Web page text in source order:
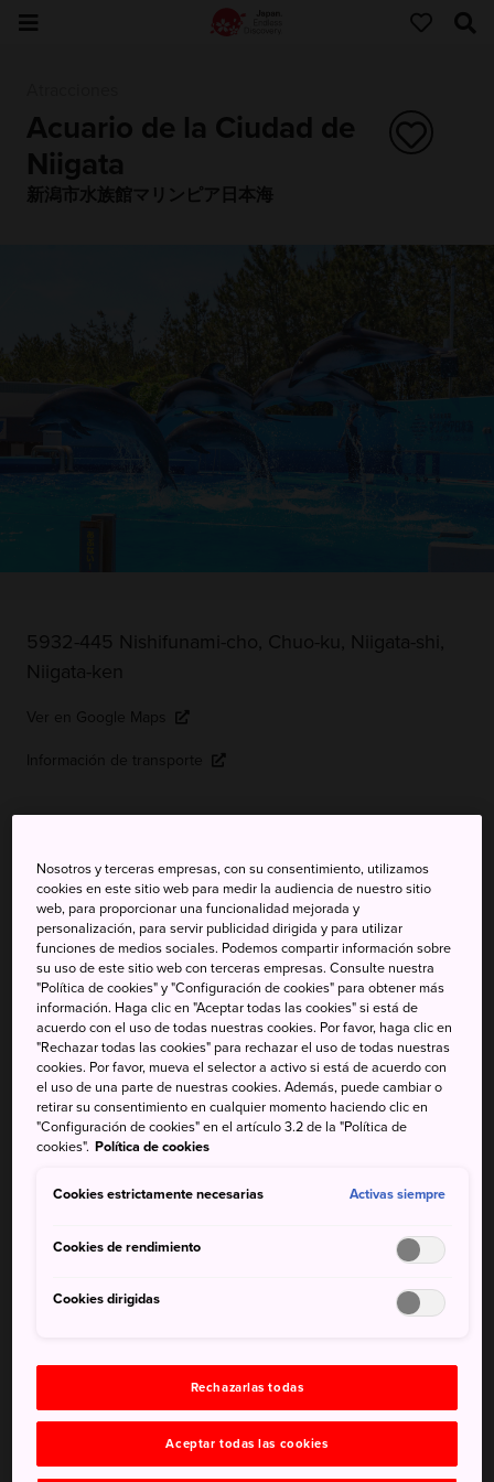
Acuario de la Ciudad de
Niigata
新潟市水族館マリンピア日本海
5932-445 Nishifunami-cho, Chuo-ku, Niigata-shi,
Niigata-ken
Ver en Google Maps
Información de transporte
©Niigata City Aquarium
Disfruta de los espectáculos
diarios de delfines, y escucha los
comentarios durante la
alimentación de los leones
El Acuario de la Ciudad de Niigata se centra en exhibir la
vida marina del Mar de Japón, y alberga una colección de
30 000 organismos de 600 especies. Además de los
de extinción como el pingüino de Humboldt y el león
Cómo llegar
Nosotros y terceras empresas, con su consentimiento, utilizamos
cookies en este sitio web para medir la audiencia de nuestro sitio
web, para proporcionar una funcionalidad mejorada y
personalización, para servir publicidad dirigida y para utilizar
funciones de medios sociales. Podemos compartir información sobre
su uso de este sitio web con terceras empresas. Consulte nuestra
"Política de cookies" y "Configuración de cookies" para obtener más
información. Haga clic en "Aceptar todas las cookies" si está de
acuerdo con el uso de todas nuestras cookies. Por favor, haga clic en
"Rechazar todas las cookies" para rechazar el uso de todas nuestras
cookies. Por favor, mueva el selector a activo si está de acuerdo con
el uso de una parte de nuestras cookies. Además, puede cambiar o
retirar su consentimiento en cualquier momento haciendo clic en
"Configuración de cookies" en el artículo 3.2 de la "Política de
cookies". Política de cookies
Cookies estrictamente necesarias Activas siempre
Cookies de rendimiento
Cookies dirigidas
Rechazarlas todas
Aceptar todas las cookies